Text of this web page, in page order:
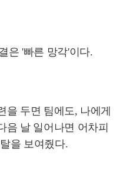
은 '빠른 망각'이다.
두면 팀에도, 나에게
음 날 일어나면 어차피
을 보여줬다.